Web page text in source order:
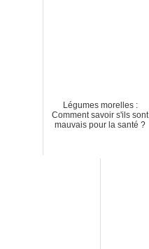
Légumes morelles :
Comment savoir s'ils sont
mauvais pour la santé ?